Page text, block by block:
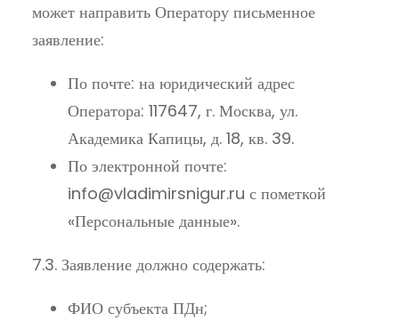
может направить Оператору письменное
заявление:
По почте: на юридический адрес
Оператора: 117647, г. Москва, ул.
Академика Капицы, д. 18, кв. 39.
По электронной почте:
info@vladimirsnigur.ru с пометкой
«Персональные данные».
7.3. Заявление должно содержать:
ФИО субъекта ПДн;